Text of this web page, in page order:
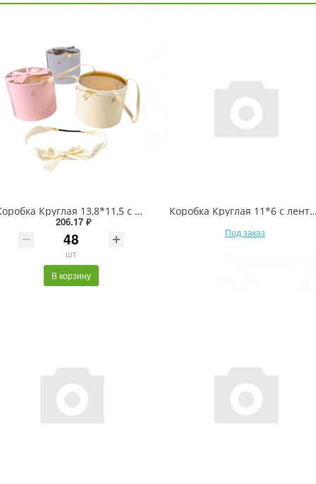
Коробка Круглая 13,8*11,5 с прозрачной крышкой и ручками (микс 1) 1/6 1/48 Арт: 93110-1
206.17 ₽
шт
В корзину
Коробка Круглая 11*6 с
Под заказ